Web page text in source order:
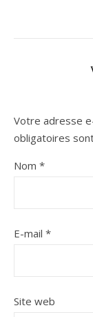
Votre adresse
obligatoires
Nom *
E-mail *
Site web